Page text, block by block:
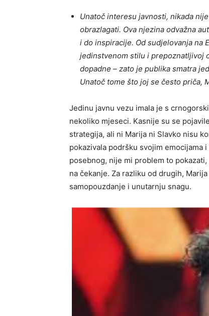
Unatoč interesu javnosti, nikada
obrazlagati. Ova njezina odvažna
i do inspiracije. Od sudjelovanja na
jedinstvenom stilu i prepoznatljivoj
dopadne – zato je publika smatra
Unatoč tome što joj se često priča,
Jedinu javnu vezu imala je s
nekoliko mjeseci. Kasnije su se
strategija, ali ni Marija ni Slavko nisu
pokazivala podršku svojim emocijama
posebnog, nije mi problem to
na čekanje. Za razliku od drugih,
samopouzdanje i unutarnju snagu.